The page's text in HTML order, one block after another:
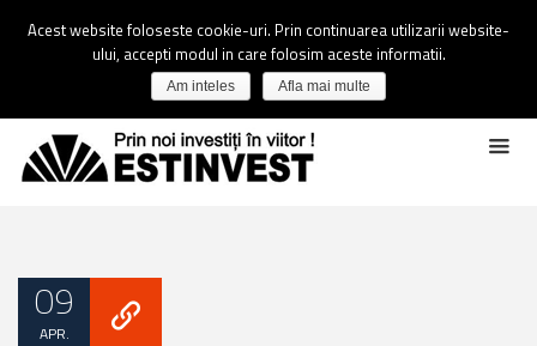
09
APR.
Acest website foloseste cookie-uri. Prin continuarea utilizarii website-
ului, accepti modul in care folosim aceste informatii.
Am inteles Afla mai multe